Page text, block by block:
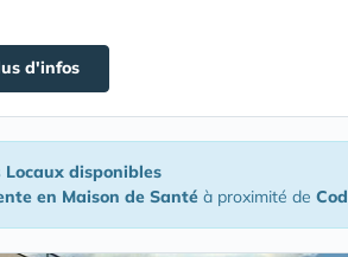
d'infos
Locaux disponibles
en Maison de Santé à proximité de